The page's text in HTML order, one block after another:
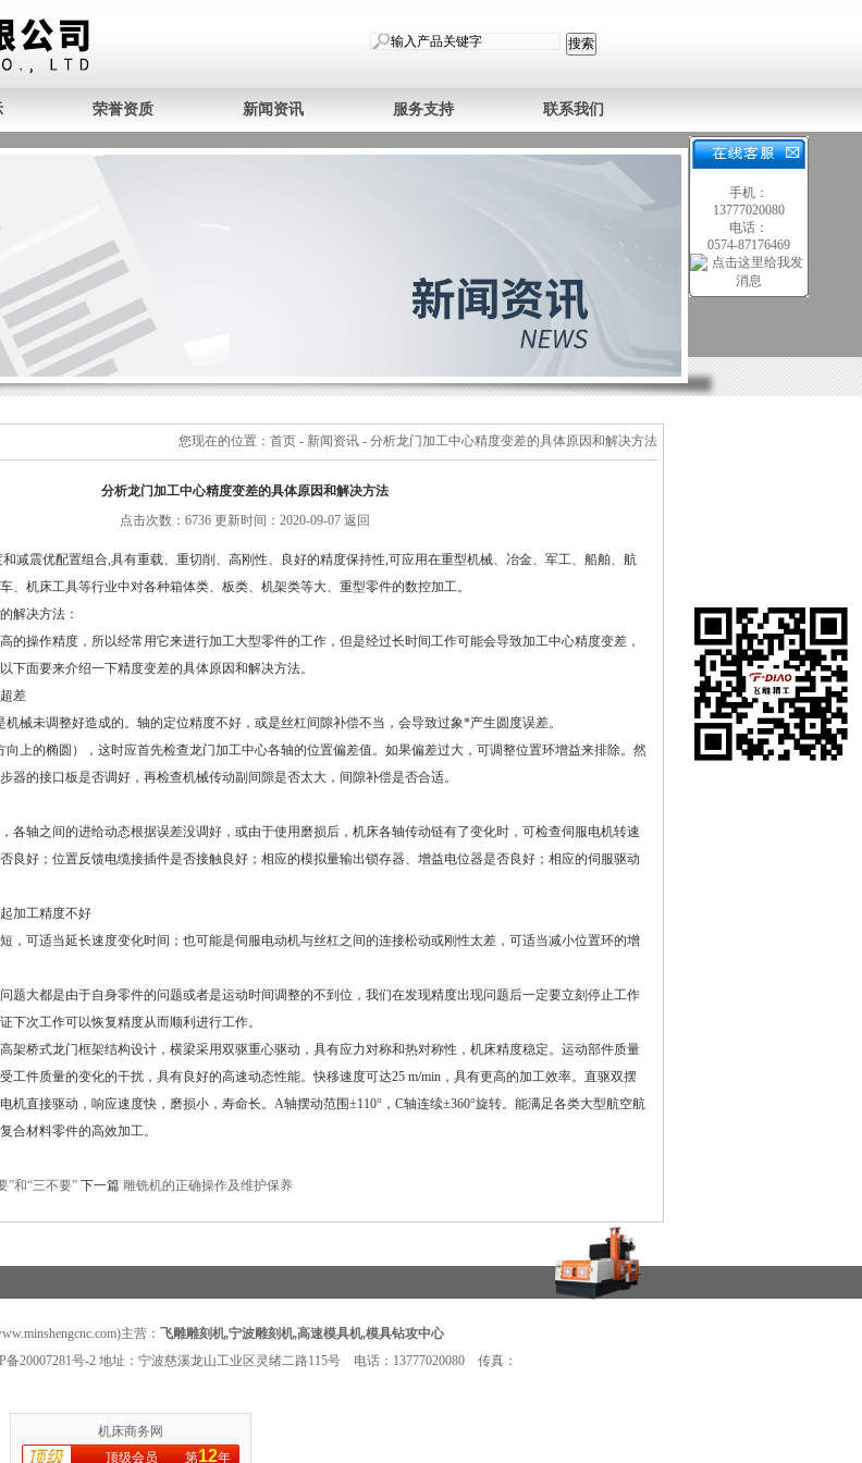
荣誉资质 新闻资讯 服务支持 联系我们
您现在的位置： 首页 - 新闻资讯 - 分析龙门加工中心精度变差的具体原因和解决方法
分析龙门加工中心精度变差的具体原因和解决方法
点击次数：6736 更新时间：2020-09-07 返回
减震优配置组合,具有重载、重切削、高刚性、良好的精度保持性,可应用在重型机械、冶金、军工、船舶、航
、机床工具等行业中对各种箱体类、板类、机架类等大、重型零件的数控加工。
决方法：
操作精度，所以经常用它来进行加工大型零件的工作，但是经过长时间工作可能会导致加工中心精度变差，
下面要来介绍一下精度变差的具体原因和解决方法。
差
未调整好造成的。轴的定位精度不好，或是丝杠间隙补偿不当，会导致过象*产生圆度误差。
上的椭圆），这时应首先检查龙门加工中心各轴的位置偏差值。如果偏差过大，可调整位置环增益来排除。然
器的接口板是否调好，再检查机械传动副间隙是否太大，间隙补偿是否合适。
轴之间的进给动态根据误差没调好，或由于使用磨损后，机床各轴传动链有了变化时，可检查伺服电机转速
良好；位置反馈电缆接插件是否接触良好；相应的模拟量输出锁存器、增益电位器是否良好；相应的伺服驱动
加工精度不好
可适当延长速度变化时间；也可能是伺服电动机与丝杠之间的连接松动或刚性太差，可适当减小位置环的增
大都是由于自身零件的问题或者是运动时间调整的不到位，我们在发现精度出现问题后一定要立刻停止工作
下次工作可以恢复精度从而顺利进行工作。
架桥式龙门框架结构设计，横梁采用双驱重心驱动，具有应力对称和热对称性，机床精度稳定。运动部件质量
工件质量的变化的干扰，具有良好的高速动态性能。快移速度可达25 m/min，具有更高的加工效率。直驱双摆
机直接驱动，响应速度快，磨损小，寿命长。A轴摆动范围±110°，C轴连续±360°旋转。能满足各类大型航空航
合材料零件的高效加工。
”和“三不要” 下一篇 雕铣机的正确操作及维护保养
主营： 飞雕雕刻机,宁波雕刻机,高速模具机,模具钻攻中心
备20007281号-2 地址：宁波慈溪龙山工业区灵绪二路115号 电话：13777020080 传真：
手机：
13777020080
电话：
0574-87176469
机床商务网
顶级会员
第12年